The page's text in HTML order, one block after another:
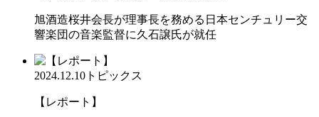
旭酒造桜井会長が理事長を務める日本センチュリー交
響楽団の音楽監督に久石譲氏が就任
2024.12.10 トピックス
【レポート】